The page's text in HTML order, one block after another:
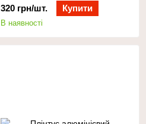
320 грн/шт.
Купити
В наявності